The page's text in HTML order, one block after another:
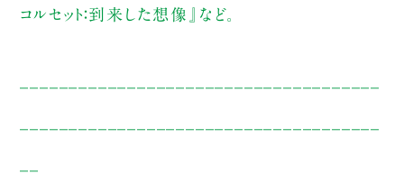
コルセット：到来した想像』など。